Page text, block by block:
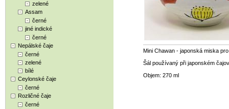
zelené
Assam
černé
jiné indické
černé
Nepálské čaje
černé
zelené
bílé
Ceylonské čaje
černé
Rozličné čaje
černé
Mini Chawan - japonská miska
Šál používaný při japonském
Objem: 270 ml